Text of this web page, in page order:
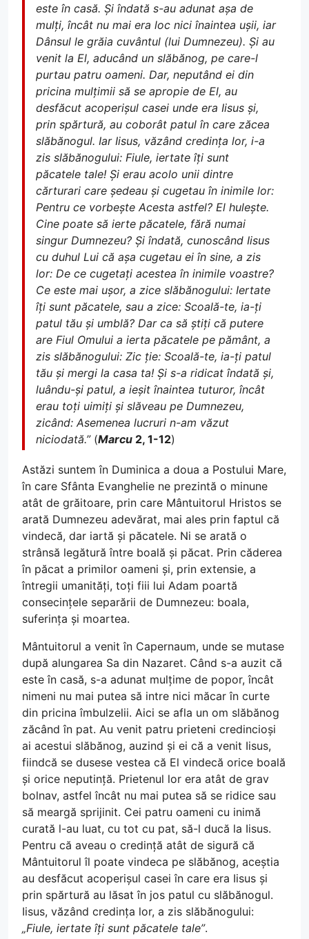
este în casă. Și îndată s-au adunat așa de
mulți, încât nu mai era loc nici înaintea ușii, iar
Dânsul le grăia cuvântul (lui Dumnezeu). Și au
venit la El, aducând un slăbănog, pe care-l
purtau patru oameni. Dar, neputând ei din
pricina mulțimii să se apropie de El, au
desfăcut acoperișul casei unde era Iisus și,
prin spărtură, au coborât patul în care zăcea
slăbănogul. Iar Iisus, văzând credința lor, i-a
zis slăbănogului: Fiule, iertate îți sunt
păcatele tale! Și erau acolo unii dintre
cărturari care ședeau și cugetau în inimile lor:
Pentru ce vorbește Acesta astfel? El hulește.
Cine poate să ierte păcatele, fără numai
singur Dumnezeu? Și îndată, cunoscând Iisus
cu duhul Lui că așa cugetau ei în sine, a zis
lor: De ce cugetați acestea în inimile voastre?
Ce este mai ușor, a zice slăbănogului: Iertate
îți sunt păcatele, sau a zice: Scoală-te, ia-ți
patul tău și umblă? Dar ca să știți că putere
are Fiul Omului a ierta păcatele pe pământ, a
zis slăbănogului: Zic ție: Scoală-te, ia-ți patul
tău și mergi la casa ta! Și s-a ridicat îndată și,
luându-și patul, a ieșit înaintea tuturor, încât
erau toți uimiți și slăveau pe Dumnezeu,
zicând: Asemenea lucruri n-am văzut
niciodată.”(Marcu 2, 1-12)
Astăzi suntem în Duminica a doua a Postului Mare,
în care Sfânta Evanghelie ne prezintă o minune
atât de grăitoare, prin care Mântuitorul Hristos se
arată Dumnezeu adevărat, mai ales prin faptul că
vindecă, dar iartă și păcatele. Ni se arată o
strânsă legătură între boală și păcat. Prin căderea
în păcat a primilor oameni și, prin extensie, a
întregii umanități, toți fiii lui Adam poartă
consecințele separării de Dumnezeu: boala,
suferința și moartea.
Mântuitorul a venit în Capernaum, unde se mutase
după alungarea Sa din Nazaret. Când s-a auzit că
este în casă, s-a adunat mulțime de popor, încât
nimeni nu mai putea să intre nici măcar în curte
din pricina îmbulzelii. Aici se afla un om slăbănog
zăcând în pat. Au venit patru prieteni credincioși
ai acestui slăbănog, auzind și ei că a venit Iisus,
fiindcă se dusese vestea că El vindecă orice boală
și orice neputință. Prietenul lor era atât de grav
bolnav, astfel încât nu mai putea să se ridice sau
să meargă sprijinit. Cei patru oameni cu inimă
curată l-au luat, cu tot cu pat, să-l ducă la Iisus.
Pentru că aveau o credință atât de sigură că
Mântuitorul îl poate vindeca pe slăbănog, aceștia
au desfăcut acoperișul casei în care era Iisus și
prin spărtură au lăsat în jos patul cu slăbănogul.
Iisus, văzând credința lor, a zis slăbănogului:
„Fiule, iertate îți sunt păcatele tale”.